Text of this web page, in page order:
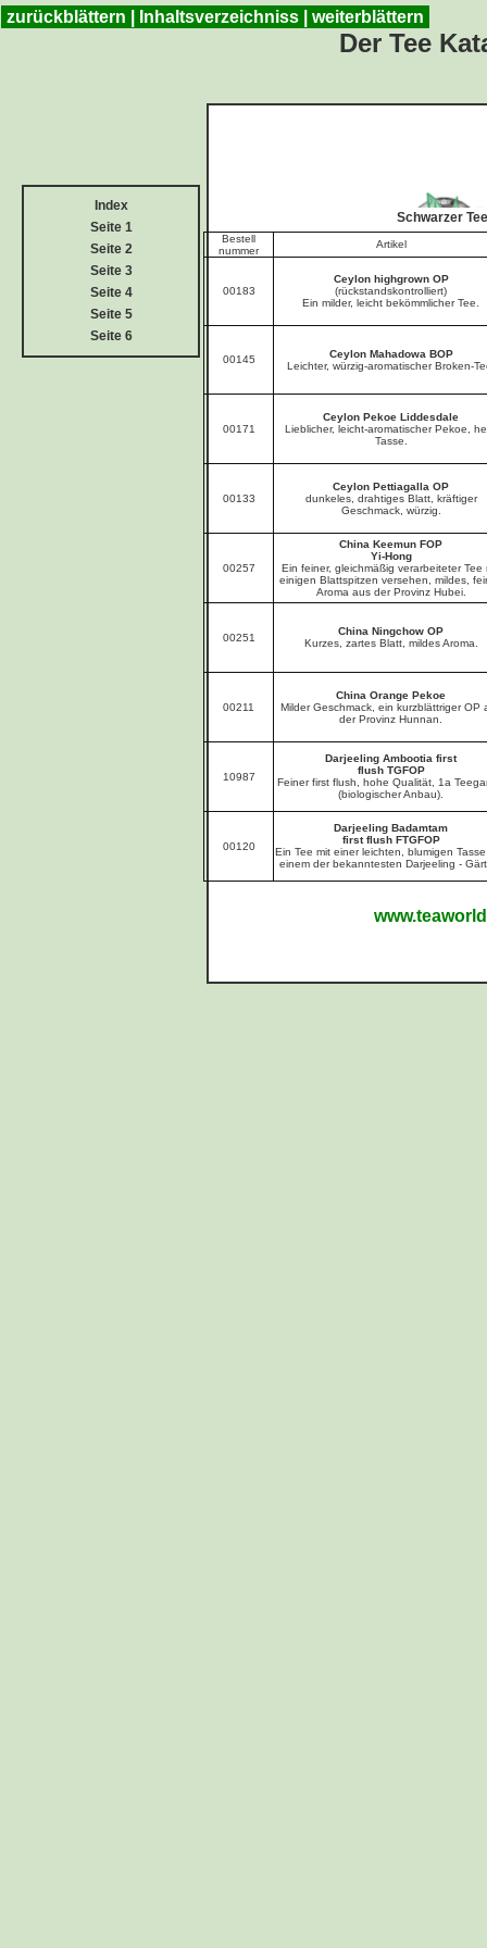
zurückblättern Inhaltsverzeichniss| weiterblättern
Der Tee
Index
Seite 1
Seite 2
Seite 3
Seite 4
Seite 5
Seite 6
Schwarzer Tee
Bestell
nummer
Artikel
00183
Ceylon highgrown OP
(rückstandskontrolliert)
Ein milder, leicht bekömmlicher Tee.
00145
Ceylon Mahadowa BOP
Leichter, würzig-aromatischer Broken-
00171
Ceylon Pekoe Liddesdale
Lieblicher, leicht-aromatischer Pekoe,
Tasse.
00133
Ceylon Pettiagalla OP
dunkeles, drahtiges Blatt, kräftiger
Geschmack, würzig.
00257
China Keemun FOP
Yi-Hong
Ein feiner, gleichmäßig verarbeiteter Tee
einigen Blattspitzen versehen, mildes,
Aroma aus der Provinz Hubei.
00251
China Ningchow OP
Kurzes, zartes Blatt, mildes Aroma.
00211
China Orange Pekoe
Milder Geschmack, ein kurzblättriger OP
der Provinz Hunnan.
10987
Darjeeling Ambootia first
flush TGFOP
Feiner first flush, hohe Qualität, 1a
(biologischer Anbau).
00120
Darjeeling Badamtam
first flush FTGFOP
Ein Tee mit einer leichten, blumigen
einem der bekanntesten Darjeeling -